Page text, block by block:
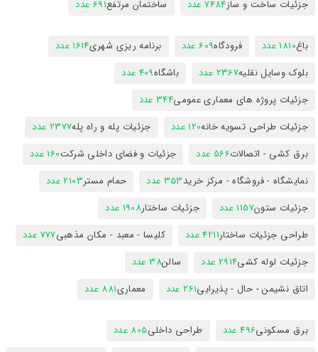
جزئیات ساخت و ساز7484 عدد ساختمان مرتفع691 عدد
باغ1810 عدد فرودگاه609 عدد برنامه ریزی شهری1614 عدد
بلوک وسایل نقلیه2367 عدد باشگاه409 عدد
جزئیات پروژه های معماری عمومی344 عدد
جزئیات طراحی تسویه خانه120 عدد جزئیات پله و راه پله2377 عدد
برق کشی - اتصالات566 عدد جزئیات و فضای داخلی شرکت160 عدد
نمایشگاه - فروشگاه - مرکز خرید353 عدد حمام مستر2103 عدد
جزئیات ستون1157 عدد جزئیات ساختار1908 عدد
طراحی جزئیات ساختار4211 عدد کلیسا - معبد - مکان مذهبی777 عدد
جزئیات لوله کشی2914 عدد سالن38 عدد
اتاق نشیمن - حال - پذیرایی261 عدد معماری881 عدد
برق مسکونی496 عدد طراحی داخلی805 عدد